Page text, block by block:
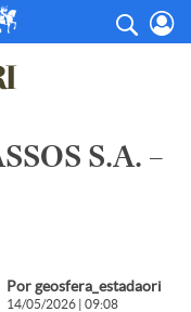
S.A. –
Por geosfera_estadaori
14/05/2026 | 09:08